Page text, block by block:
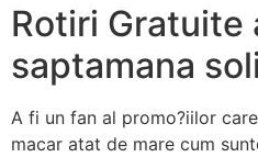
Rotiri Gratuite
saptamana
A fi un fan al promo?iilor
macar atat de mare cum